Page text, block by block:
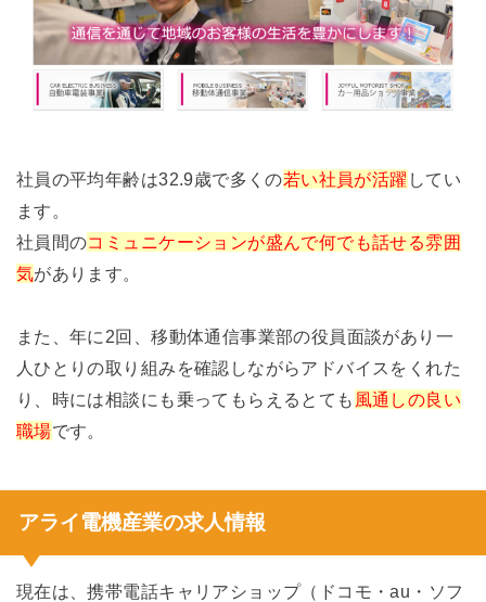
社員の平均年齢は32.9歳で多くの若い社員が活躍 してい
ます。
社員間のコミュニケーションが盛んで何でも話せる雰囲
気があります。
また、年に2回、移動体通信事業部の役員面談があり一
人ひとりの取り組みを確認しながらアドバイスをくれた
り、時には相談にも乗ってもらえるとても 風通しの良い
職場です。
アライ電機産業の求人情報
現在は、携帯電話キャリアショップ（ドコモ・au・ソフ